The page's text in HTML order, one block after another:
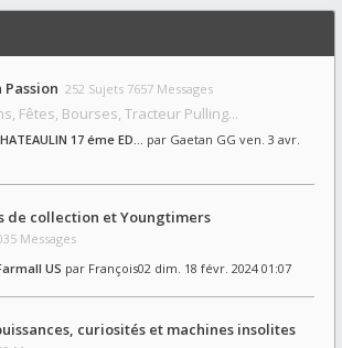
252 Sujets 7657 Messages
Fêtes, Bourses, Tracteur Pulling...
17 éme ED… par Gaetan GG ven. 3 avr.
de collection et Youngtimers
Messages
US par François02 dim. 18 févr. 2024 01:07
curiosités et machines insolites